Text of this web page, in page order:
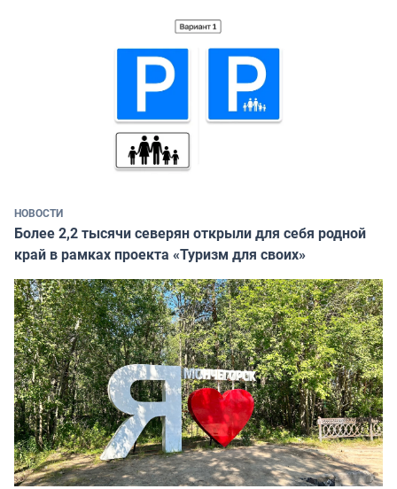
НОВОСТИ
Более 2,2 тысячи северян открыли для себя родной
край в рамках проекта «Туризм для своих»